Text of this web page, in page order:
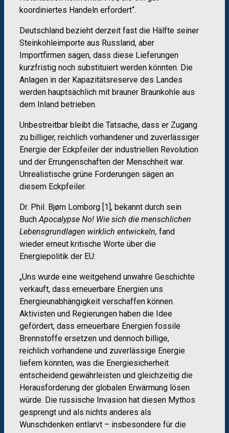
koordiniertes Handeln erfordert“.
Deutschland bezieht derzeit fast die Hälfte seiner
Steinkohleimporte aus Russland, aber
Importfirmen sagen, dass diese Lieferungen
kurzfristig noch substituiert werden könnten. Die
Anlagen in der Kapazitätsreserve des Landes
werden hauptsächlich mit brauner Braunkohle aus
dem Inland betrieben.
Unbestreitbar bleibt die Tatsache, dass er Zugang
zu billiger, reichlich vorhandener und zuverlässiger
Energie der Eckpfeiler der industriellen Revolution
und der Errungenschaften der Menschheit war.
Unrealistische grüne Forderungen sägen an
diesem Eckpfeiler.
Dr. Phil. Bjørn Lomborg [1], bekannt durch sein
BuchApocalypse No! Wie sich die menschlichen
Lebensgrundlagen wirklich entwickeln, fand
wieder erneut kritische Worte über die
Energiepolitik der EU:
„Uns wurde eine weitgehend unwahre Geschichte
verkauft, dass erneuerbare Energien uns
Energieunabhängigkeit verschaffen können.
Aktivisten und Regierungen haben die Idee
gefördert, dass erneuerbare Energien fossile
Brennstoffe ersetzen und dennoch billige,
reichlich vorhandene und zuverlässige Energie
liefern könnten, was die Energiesicherheit
entscheidend gewährleisten und gleichzeitig die
Herausforderung der globalen Erwärmung lösen
würde. Die russische Invasion hat diesen Mythos
gesprengt und als nichts anderes als
Wunschdenken entlarvt – insbesondere für die